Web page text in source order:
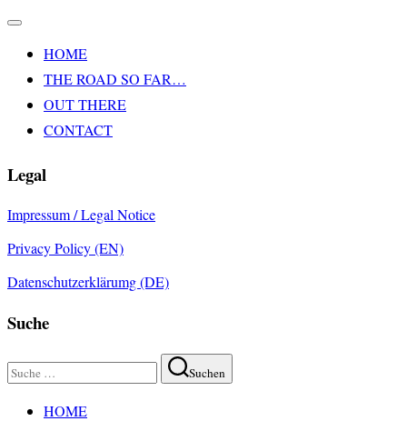
Navigation
umschalten
HOME
THE ROAD SO FAR…
OUT THERE
CONTACT
Legal
Impressum / Legal Notice
Privacy Policy (EN)
Datenschutzerklärumg (DE)
Suche
Suchen
nach:
Suchen
Zum HOME